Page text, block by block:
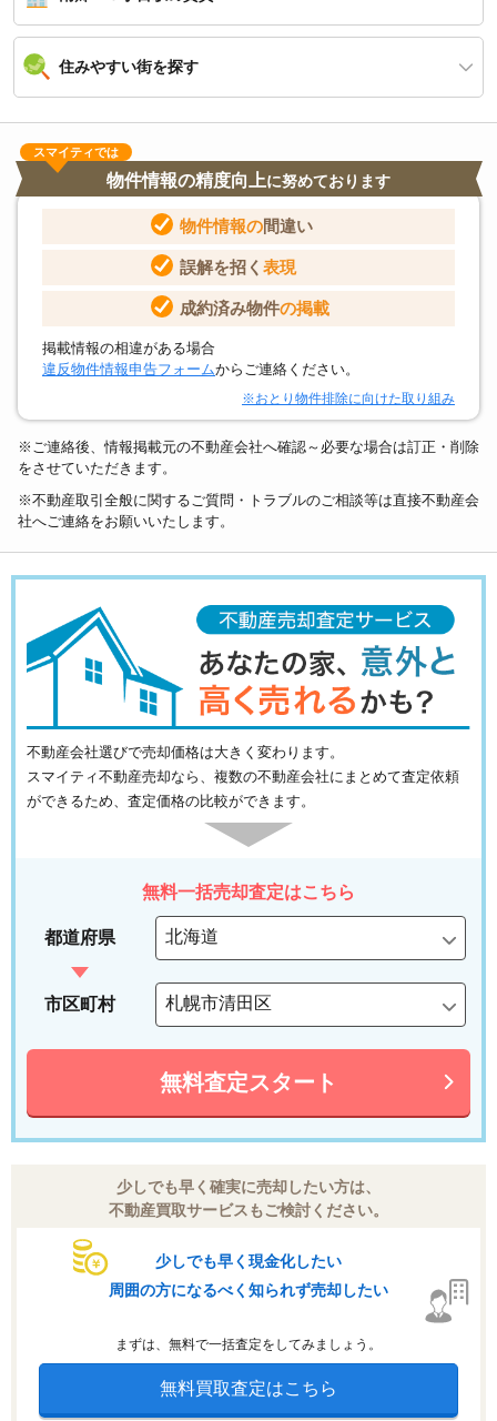
住みやすい街を探す
スマイティでは
物件情報の精度向上に努めております
物件情報の間違い
誤解を招く 表現
成約済み物件の掲載
掲載情報の相違がある場合
違反物件情報申告フォームからご連絡ください。
※おとり物件排除に向けた取り組み
※ご連絡後、情報掲載元の不動産会社へ確認～必要な場合は訂正・削除
をさせていただきます。
※不動産取引全般に関するご質問・トラブルのご相談等は直接不動産会
社へご連絡をお願いいたします。
不動産会社選びで売却価格は大きく変わります。
スマイティ不動産売却なら、複数の不動産会社にまとめて査定依頼
ができるため、査定価格の比較ができます。
無料一括売却査定はこちら
都道府県
市区町村
無料査定スタート
少しでも早く確実に売却したい方は、
不動産買取サービスもご検討ください。
少しでも早く現金化したい
周囲の方になるべく知られず売却したい
まずは、無料で一括査定をしてみましょう。
無料買取査定はこちら